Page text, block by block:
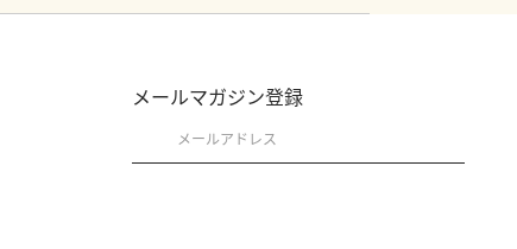
メールマガジン登録